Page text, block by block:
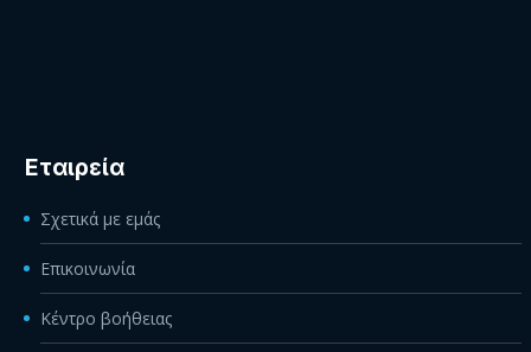
Εταιρεία
Σχετικά με εμάς
Επικοινωνία
Κέντρο βοήθειας